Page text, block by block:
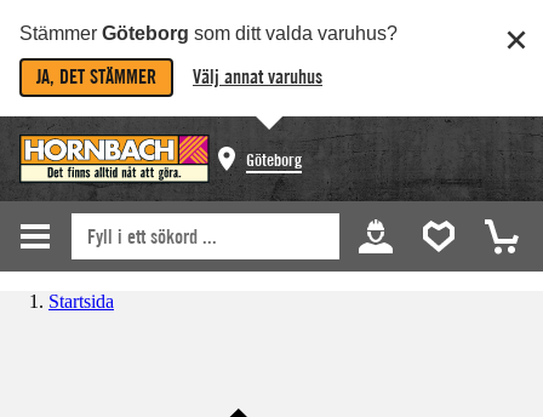
Stämmer Göteborg som ditt valda varuhus?
JA, DET STÄMMER Välj annat varuhus
Göteborg
Startsida